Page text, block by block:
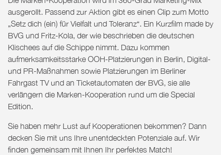
ausgerollt. Passend zur Aktion gibt es einen Clip zum Motto
„Setz dich (ein) für Vielfalt und Toleranz“. Ein Kurzfilm made by
BVG und Fritz-Kola, der wie beschrieben die deutschen
Klischees auf die Schippe nimmt. Dazu kommen
aufmerksamkeitsstarke OOH-Platzierungen in Berlin, Digital-
und PR-Maßnahmen sowie Platzierungen im Berliner
Fahrgast TV und an Ticketautomaten der BVG, sie alle
verlängern die Marken-Kooperation rund um die Special
Edition.
Sie haben mehr Lust auf Kooperationen bekommen? Dann
decken Sie mit uns Ihre unentdeckten Potenziale auf. Wir
finden gemeinsam mit Ihnen Ihr perfektes Match!